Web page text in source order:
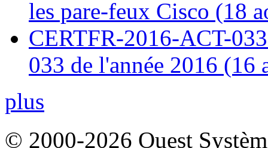
les pare-feux Cisco (18
CERTFR-2016-ACT-
033 de l'année 2016 (16
plus
© 2000-2026 Ouest